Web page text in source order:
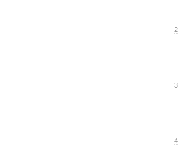
2
3
4